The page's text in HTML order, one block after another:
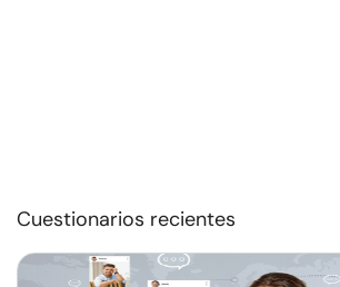
Cuestionarios recientes